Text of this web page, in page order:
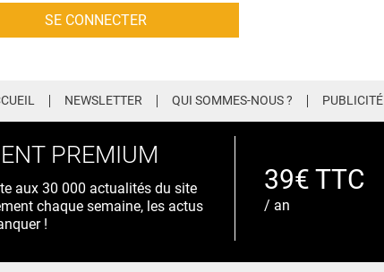
NEWSLETTER QUI SOMMES-NOUS ? PUBLICITÉ
PREMIUM
aux 30 000 actualités du site
chaque semaine, les actus
!
39€ TTC
/ an